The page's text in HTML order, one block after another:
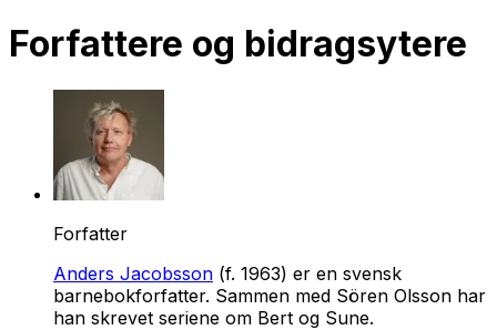
Forfattere og bidragsytere
Forfatter
Anders Jacobsson (f. 1963) er en svensk
barnebokforfatter. Sammen med Sören Olsson har
han skrevet seriene om Bert og Sune.